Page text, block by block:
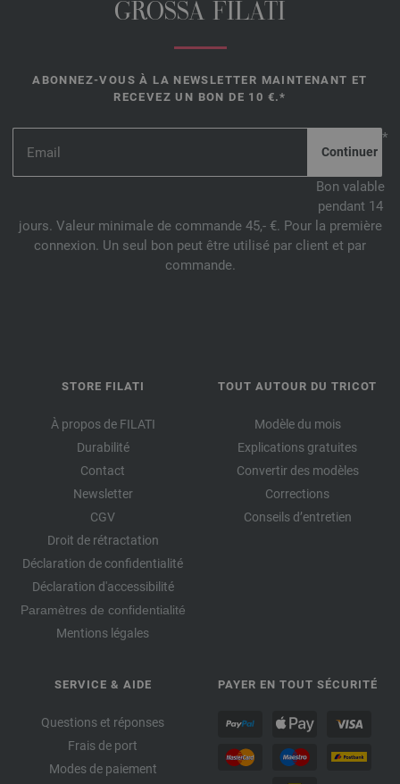
GROSSA FILATI
ABONNEZ-VOUS À LA NEWSLETTER MAINTENANT ET
RECEVEZ UN BON DE 10 €.*
*
Bon valable
pendant 14
jours. Valeur minimale de commande 45,- €. Pour la première
connexion. Un seul bon peut être utilisé par client et par
commande.
STORE FILATI
À propos de FILATI
Durabilité
Contact
Newsletter
CGV
Droit de rétractation
Déclaration de confidentialité
Déclaration d'accessibilité
Paramètres de confidentialité
Mentions légales
TOUT AUTOUR DU TRICOT
Modèle du mois
Explications gratuites
Convertir des modèles
Corrections
Conseils d’entretien
SERVICE & AIDE
Questions et réponses
Frais de port
Modes de paiement
PAYER EN TOUT SÉCURITÉ